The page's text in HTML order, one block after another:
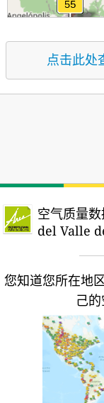
点击此处
空气质量数
del Valle
您知道您所在地
己